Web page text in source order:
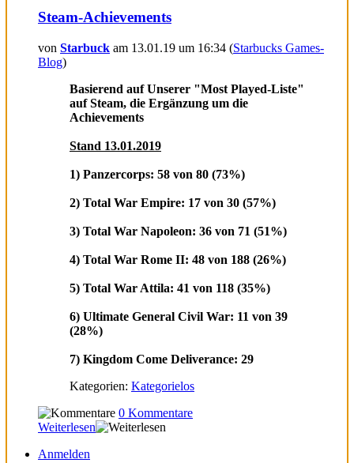
Steam-Achievements
von Starbuck am 13.01.19 um 16:34 (Starbucks Games-
Blog)
Basierend auf Unserer "Most Played-Liste"
auf Steam, die Ergänzung um die
Achievements
Stand 13.01.2019
1) Panzercorps: 58 von 80 (73%)
2) Total War Empire: 17 von 30 (57%)
3) Total War Napoleon: 36 von 71 (51%)
4) Total War Rome II: 48 von 188 (26%)
5) Total War Attila: 41 von 118 (35%)
6) Ultimate General Civil War: 11 von 39
(28%)
7) Kingdom Come Deliverance: 29
Kategorien: Kategorielos
0 Kommentare
Weiterlesen
Anmelden